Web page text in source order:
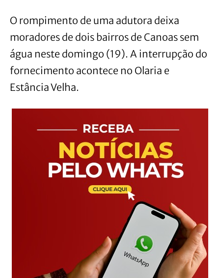
O rompimento de uma adutora deixa
moradores de dois bairros de Canoas sem
água neste domingo (19). A interrupção do
fornecimento acontece no Olaria e
Estância Velha.